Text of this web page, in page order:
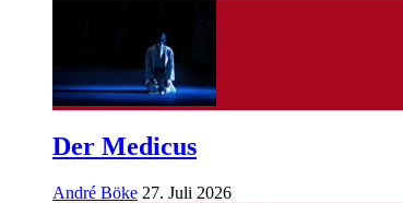
Der Medicus
André Böke 27. Juli 2026